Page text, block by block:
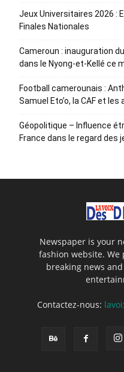
Jeux Universitaires 2026 :
Finales Nationales
Cameroun : inauguration
dans le Nyong-et-Kellé ce
Football camerounais :
Samuel Eto’o, la CAF et
Géopolitique – Influence
France dans le regard des
Newspaper is your
fashion website.
breaking news
Contactez-nous: